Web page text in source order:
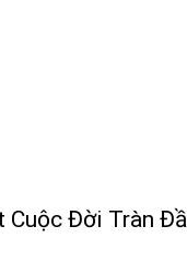
Cuộc Đời Tràn